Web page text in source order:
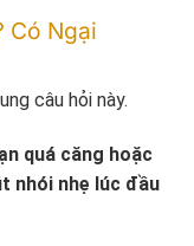
Có Ngại
câu hỏi này.
quá căng hoặc
nhói nhẹ lúc đầu